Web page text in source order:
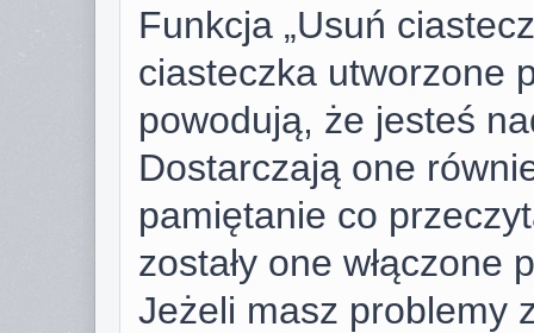
Funkcja „Usuń
ciasteczka utworzone
powodują, że jesteś
Dostarczają one
pamiętanie co
zostały one
Jeżeli masz problemy